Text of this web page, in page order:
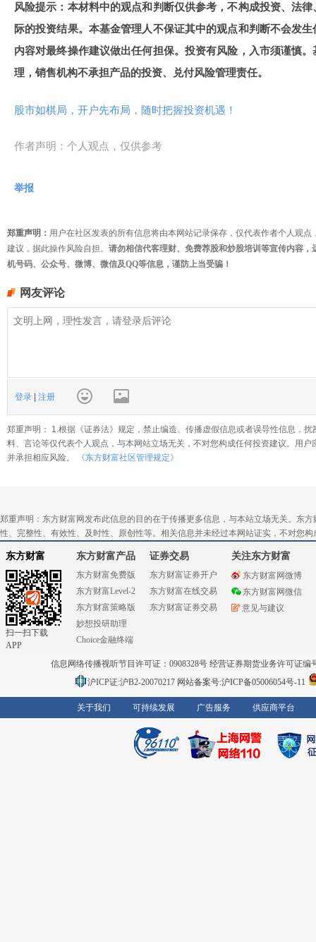
风险提示：本材料中的观点和判断仅供参考，不构成投资、法
际的投资结果。本基金管理人不保证其中的观点和判断不会发
内容对最终操作建议做出任何担保。投资有风险，入市须谨慎
理，销售机构不承担产品的投资、兑付风险管理责任。
股市如棋局，开户先布局，随时把握投资机遇！
作者声明：个人观点，仅供参考
举报
郑重声明： 用户在社区发表的所有信息将由本网站记录保存，仅代表作者个人观
建议，据此操作风险自担。 请勿相信代客理财、免费荐股和炒股培训等宣传内容
机号码、公众号、微博、微信及QQ等信息，谨防上当受骗！
网友评论
登录 注册
郑重声明： 1.根据《证券法》规定，禁止编造、传播虚假信息或者误导性信息，
料、言论等仅代表个人观点，与本网站立场无关，不对您构成任何投资建议。用
并承担相应风险。
《东方财富社区管理规定》
郑重声明：东方财富网发布此信息的目的在于传播更多信息，与本站立场无关。东
性、完整性、有效性、及时性、原创性等。相关信息并未经过本网站证实，不对您
东方财富
扫一扫下载
APP
东方财富产品
东方财富免费版
东方财富Level-2
东方财富策略版
妙想投研助理
Choice金融终端
证券交易
东方财富证券开户
东方财富在线交易
东方财富证券交易
关注东方财富
东方财富网微博
东方财富网微信
意见与建议
信息网络传播视听节目许可证：0908328号 经营证券期货业务许可证编
沪ICP证:沪B2-20070217 网站备案号:沪ICP备05006054号-11
关于我们 可持续发展 广告服务 供应商平台